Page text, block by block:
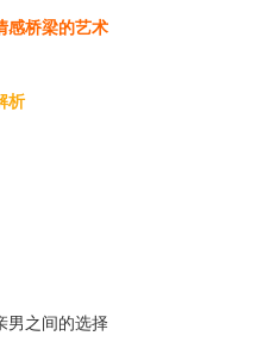
感桥梁的艺术
析
男之间的选择